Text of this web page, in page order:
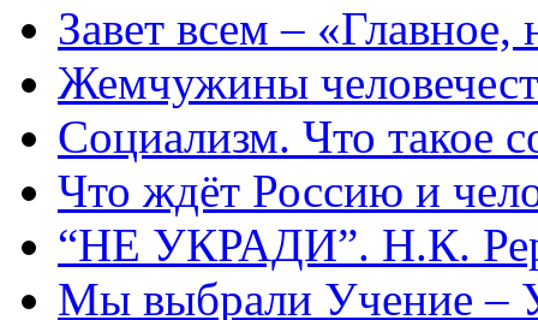
Завет всем –
Жемчужины
Социализм. Что такое
Что ждёт Россию и
“НЕ УКРАДИ”. Н.К.
Мы выбрали Учение –